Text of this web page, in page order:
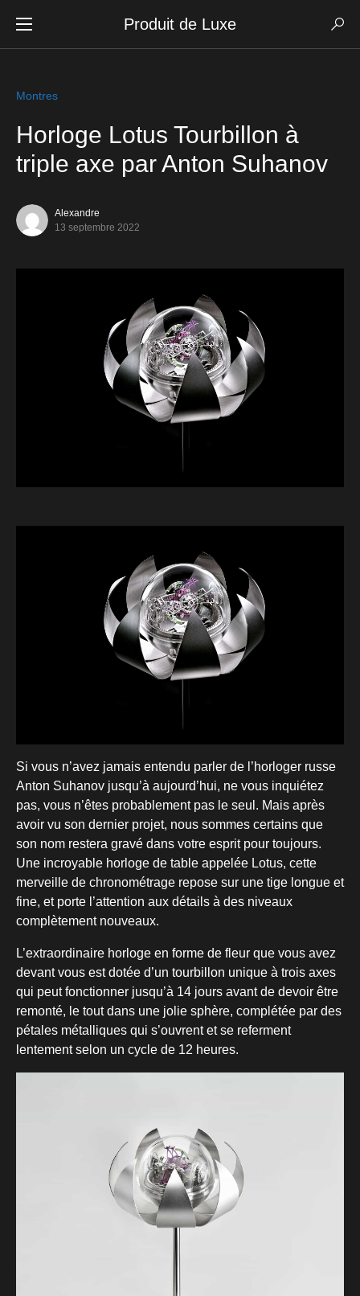
Produit de Luxe
Montres
Horloge Lotus Tourbillon à
triple axe par Anton Suhanov
Alexandre
13 septembre 2022
Si vous n’avez jamais entendu parler de l’horloger russe
Anton Suhanov jusqu’à aujourd’hui, ne vous inquiétez
pas, vous n’êtes probablement pas le seul. Mais après
avoir vu son dernier projet, nous sommes certains que
son nom restera gravé dans votre esprit pour toujours.
Une incroyable horloge de table appelée Lotus, cette
merveille de chronométrage repose sur une tige longue et
fine, et porte l’attention aux détails à des niveaux
complètement nouveaux.
L’extraordinaire horloge en forme de fleur que vous avez
devant vous est dotée d’un tourbillon unique à trois axes
qui peut fonctionner jusqu’à 14 jours avant de devoir être
remonté, le tout dans une jolie sphère, complétée par des
pétales métalliques qui s’ouvrent et se referment
lentement selon un cycle de 12 heures.